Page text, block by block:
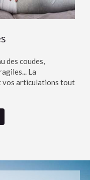
des coudes,
La
vos articulations tout